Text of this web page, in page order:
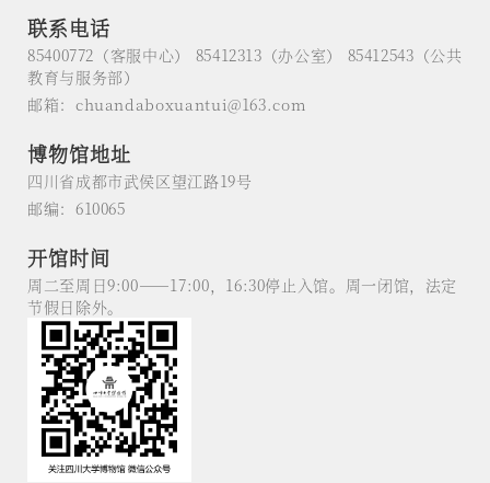
联系电话
85400772（客服中心） 85412313（办公室） 85412543（公共
教育与服务部）
邮箱：chuandaboxuantui@163.com
博物馆地址
四川省成都市武侯区望江路19号
邮编：610065
开馆时间
周二至周日9:00——17:00，16:30停止入馆。周一闭馆，法定
节假日除外。